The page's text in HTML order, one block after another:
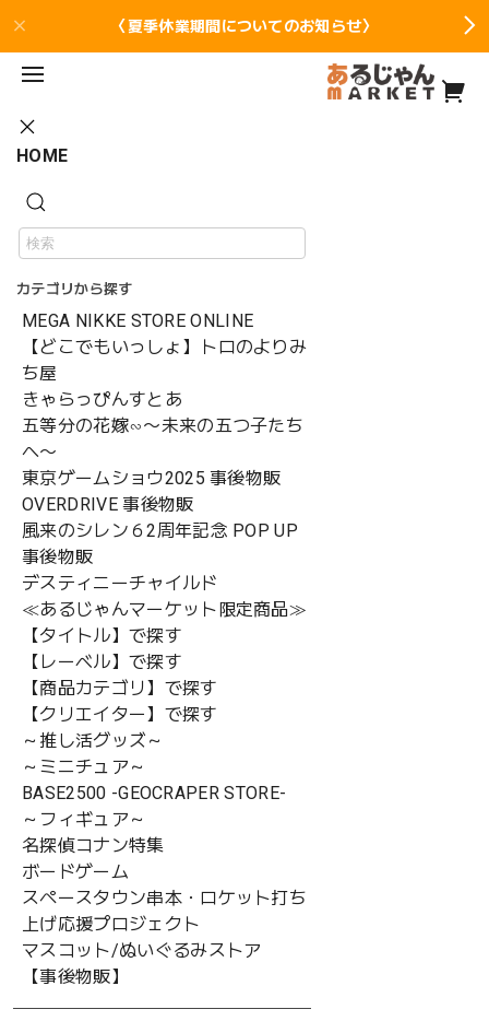
〈夏季休業期間についてのお知らせ〉
HOME
カテゴリから探す
MEGA NIKKE STORE ONLINE
【どこでもいっしょ】トロのよりみ
ち屋
きゃらっぴんすとあ
五等分の花嫁∽〜未来の五つ子たち
へ〜
東京ゲームショウ2025 事後物販
OVERDRIVE 事後物販
風来のシレン６2周年記念 POP UP
事後物販
デスティニーチャイルド
≪あるじゃんマーケット限定商品≫
【タイトル】で探す
【レーベル】で探す
【商品カテゴリ】で探す
【クリエイター】で探す
～推し活グッズ～
～ミニチュア～
BASE2500 -GEOCRAPER STORE-
～フィギュア～
名探偵コナン特集
ボードゲーム
スペースタウン串本・ロケット打ち
上げ応援プロジェクト
マスコット/ぬいぐるみストア
【事後物販】
TVアニメ『Fate/strange Fake』 アクリルキーホルダー ラン
サー Black outfit ver.
¥880 SOLD OUT
26 あるじゃんポイント
メンバーシップに登録
2026年5月25日 23:59 に販売終了
※別途送料がかかります。 送料を確認する
※¥10,000以上のご注文で国内送料が無料になります。
販売期間が終了しました